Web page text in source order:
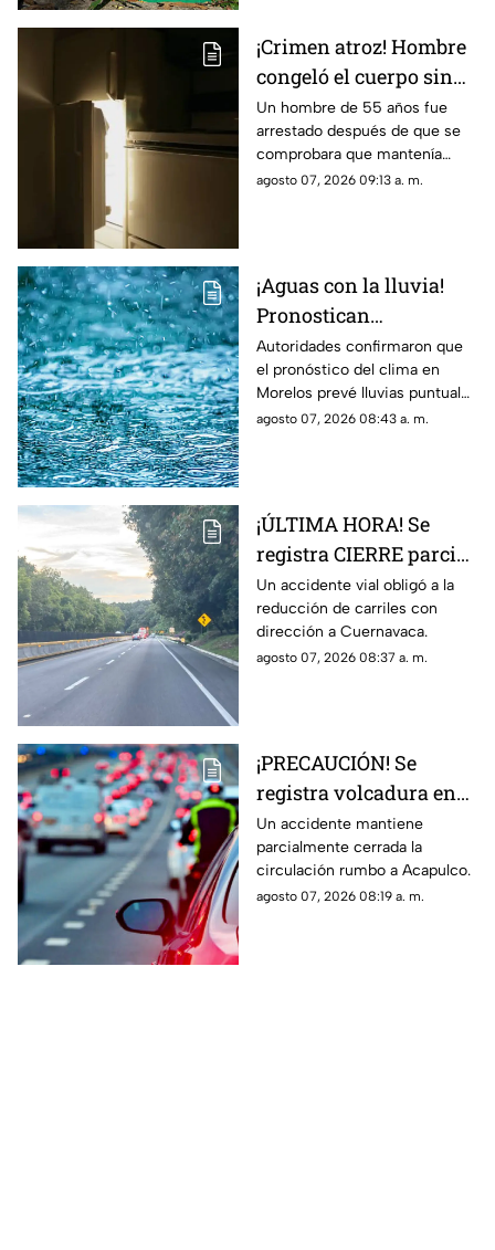
¡Crimen atroz! Hombre
congeló el cuerpo sin
vida de su padre para
poder cobrar su
pensión; Lo hizo
durante más de dos
Un hombre de 55 años fue
arrestado después de que se
comprobara que mantenía
congelado el cuerpo sin vida
agosto 07, 2026 09:13 a. m.
¡Aguas con la lluvia!
Pronostican
precipitaciones muy
fuertes en Morelos
HOY; Lista de
municipios más
Autoridades confirmaron que
el pronóstico del clima en
Morelos prevé lluvias puntuales
muy fuertes de 50 a 75 mm
agosto 07, 2026 08:43 a. m.
¡ÚLTIMA HORA! Se
registra CIERRE parcial
en la autopista México-
Cuernavaca; esto pasó
Un accidente vial obligó a la
reducción de carriles con
dirección a Cuernavaca.
agosto 07, 2026 08:37 a. m.
¡PRECAUCIÓN! Se
registra volcadura en
la autopista
Cuernavaca-Acapulco
Un accidente mantiene
parcialmente cerrada la
circulación rumbo a Acapulco.
agosto 07, 2026 08:19 a. m.